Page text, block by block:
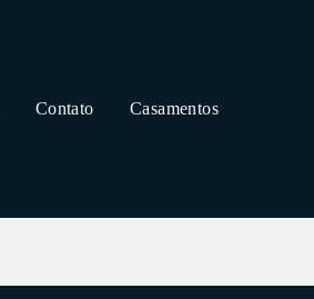
Contato Casamentos